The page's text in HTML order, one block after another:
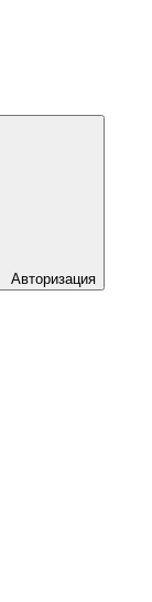
Авторизация